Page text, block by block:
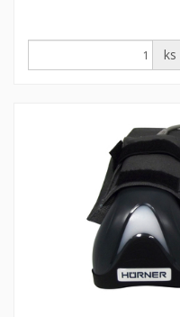
ks